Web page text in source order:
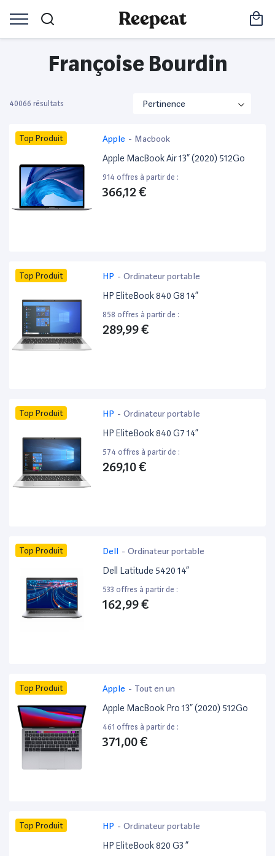
Françoise Bourdin
40066 résultats
Top Produit Apple - Macbook
Apple MacBook Air 13” (2020) 512Go
914 offres à partir de :
366,12 €
Top Produit HP - Ordinateur portable
HP EliteBook 840 G8 14”
858 offres à partir de :
289,99 €
Top Produit HP - Ordinateur portable
HP EliteBook 840 G7 14”
574 offres à partir de :
269,10 €
Top Produit Dell - Ordinateur portable
Dell Latitude 5420 14”
533 offres à partir de :
162,99 €
Top Produit Apple - Tout en un
Apple MacBook Pro 13” (2020) 512Go
461 offres à partir de :
371,00 €
Top Produit HP - Ordinateur portable
HP EliteBook 820 G3 ”